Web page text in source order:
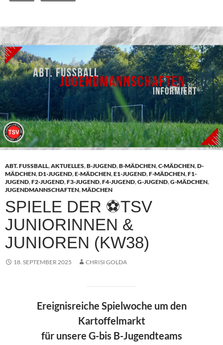
ABT. FUSSBALL ,AKTUELLES,B-JUGEND,B-MÄDCHEN,C-MÄDCHEN,D-
MÄDCHEN,D1-JUGEND,E-MÄDCHEN,E1-JUGEND,F-MÄDCHEN,F1-
JUGEND,F2-JUGEND,F3-JUGEND,F4-JUGEND,G-JUGEND,G-MÄDCHEN,
JUGENDMANNSCHAFTEN,MÄDCHEN
SPIELE DER ⚽TSV
JUNIORINNEN &
JUNIOREN (KW38)
18. SEPTEMBER 2025 CHRISI GOLDA
Ereignisreiche Spielwoche um den
Kartoffelmarkt
für unsere G-bis B-Jugendteams